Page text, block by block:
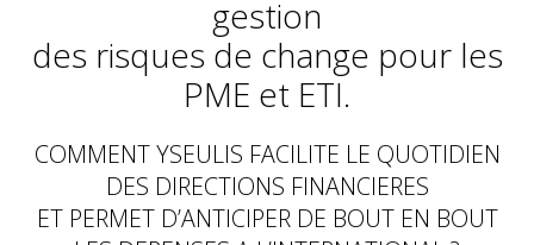
gestion
des risques de change pour les
PME et ETI.
COMMENT YSEULIS FACILITE LE QUOTIDIEN
DES DIRECTIONS FINANCIERES
ET PERMET D’ANTICIPER DE BOUT EN BOUT